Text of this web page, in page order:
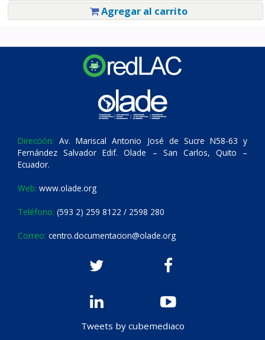
Agregar al carrito
Dirección: Av. Mariscal Antonio José de Sucre N58-63 y
Fernández Salvador Edif. Olade – San Carlos, Quito –
Ecuador.
Web: www.olade.org
Teléfono: (593 2) 259 8122 / 2598 280
Correo: centro.documentacion@olade.org
Tweets by cubemediaco